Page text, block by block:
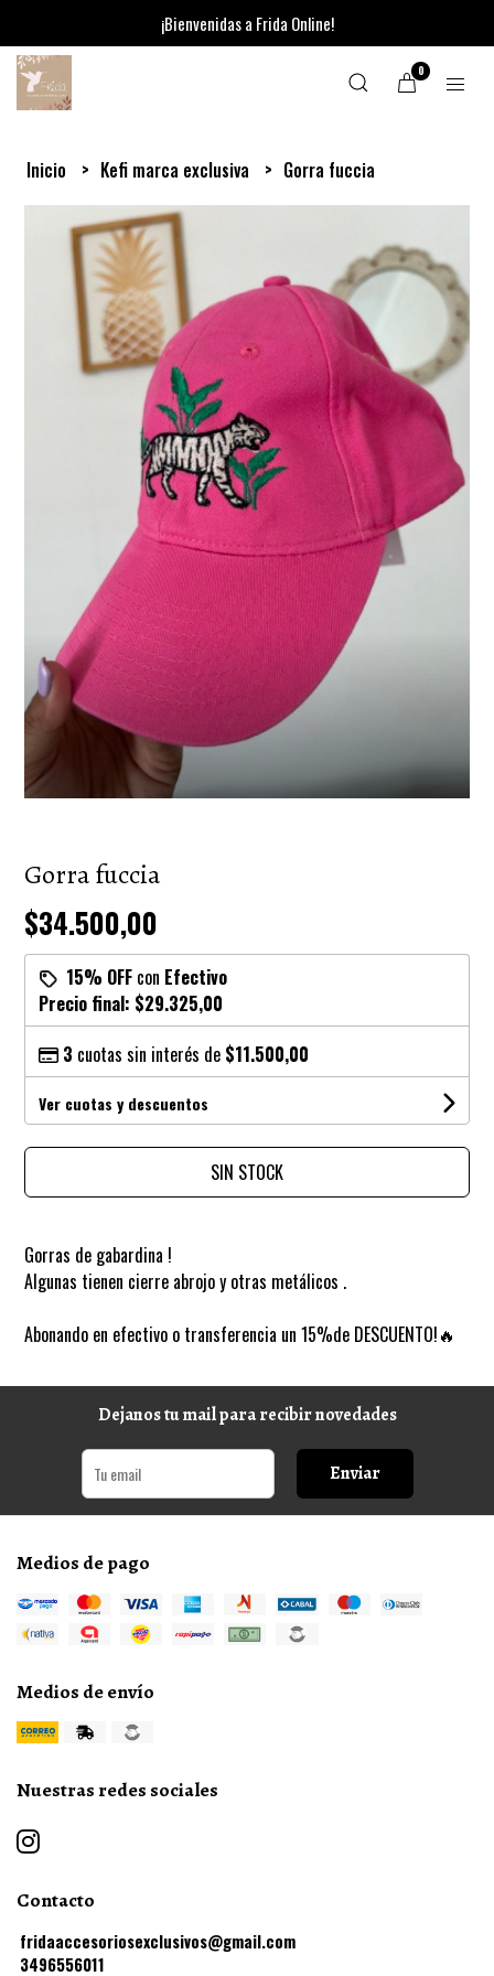
¡Bienvenidas a Frida Online!
0
Inicio Kefi marca exclusiva Gorra fuccia
Gorra fuccia
$34.500,00
15% OFF con Efectivo
Precio final: $29.325,00
3 cuotas sin interés de $11.500,00
Ver cuotas y descuentos
SIN STOCK
Gorras de gabardina !
Algunas tienen cierre abrojo y otras metálicos .
Abonando en efectivo o transferencia un 15%de DESCUENTO!🔥
Dejanos tu mail para recibir novedades
Enviar
Medios de pago
Medios de envío
Nuestras redes sociales
Contacto
fridaaccesoriosexclusivos@gmail.com
3496556011